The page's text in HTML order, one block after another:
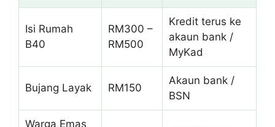
Isi Rumah
B40
RM300 –
RM500
Kredit terus ke
akaun bank /
MyKad
Bujang Layak RM150
Akaun bank /
BSN
Warga Emas